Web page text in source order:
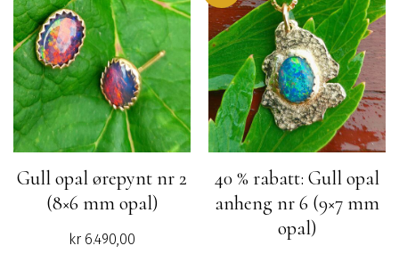
Gull opal ørepynt nr 2
(8×6 mm opal)
kr 6.490,00
40 % rabatt: Gull opal
anheng nr 6 (9×7 mm
opal)